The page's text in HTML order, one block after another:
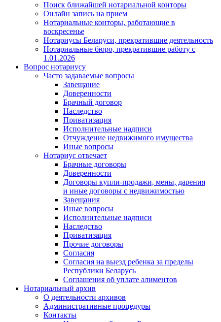
Поиск ближайшей нотариальной конторы
Онлайн запись на прием
Нотариальные конторы, работающие в
воскресенье
Нотариусы Беларуси, прекратившие деятельность
Нотариальные бюро, прекратившие работу с
1.01.2026
Вопрос нотариусу
Часто задаваемые вопросы
Завещание
Доверенности
Брачный договор
Наследство
Приватизация
Исполнительные надписи
Отчуждение недвижимого имущества
Иные вопросы
Нотариус отвечает
Брачные договоры
Доверенности
Договоры купли-продажи, мены, дарения
и иные договоры с недвижимостью
Завещания
Иные вопросы
Исполнительные надписи
Наследство
Приватизация
Прочие договоры
Согласия
Согласия на выезд ребенка за пределы
Республики Беларусь
Соглашения об уплате алиментов
Нотариальный архив
О деятельности архивов
Административные процедуры
Контакты